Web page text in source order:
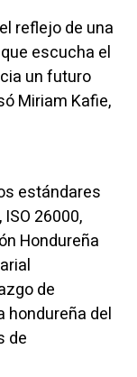
reflejo de una
escucha el
un futuro
Miriam Kafie,
estándares
26000,
Hondureña
de
hondureña del
de